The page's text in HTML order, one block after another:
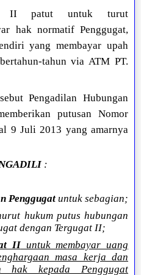
II patut untuk turut
hak normatif Penggugat,
yang membayar upah
tahun via ATM PT.
Pengadilan Hubungan
putusan Nomor
9 Juli 2013 yang amarnya
:
Penggugatuntuk sebagian;
hukum putus hubungan
dengan Tergugat II;
IIuntuk membayar uang
masa kerja dan
hak kepada Penggugat